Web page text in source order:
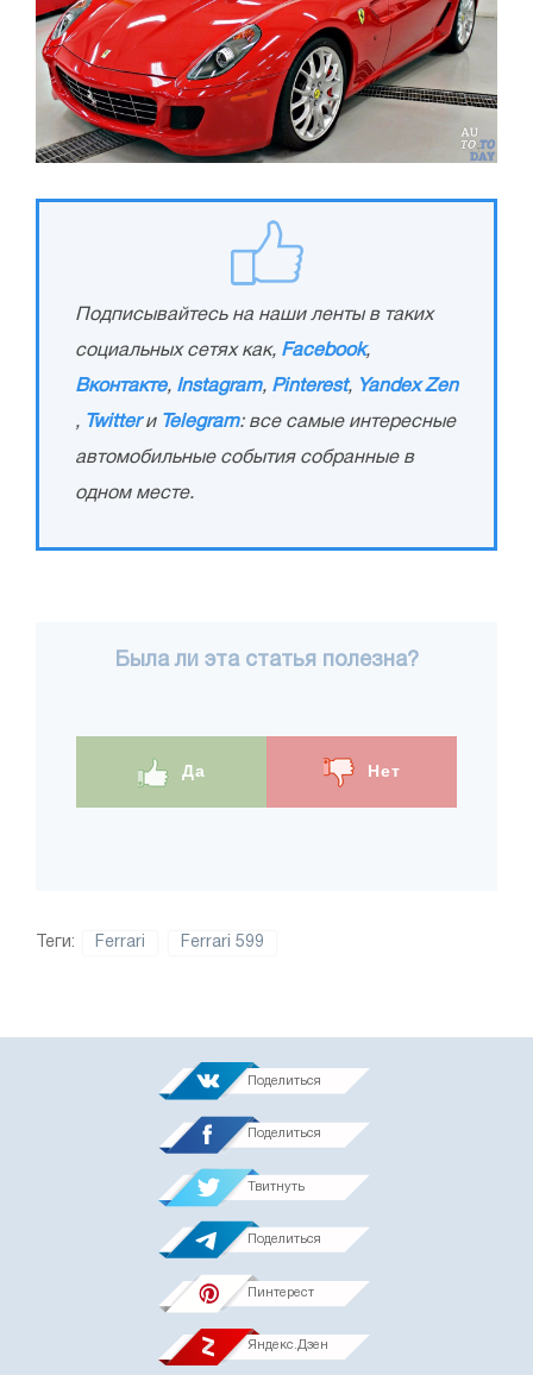
Подписывайтесь на наши ленты в таких
социальных сетях как, Facebook,
Вконтакте, Instagram, Pinterest, Yandex Zen
, Twitterи Telegram: все самые интересные
автомобильные события собранные в
одном месте.
Была ли эта статья полезна?
Да Нет
Теги: Ferrari Ferrari 599
Поделиться
Поделиться
Твитнуть
Поделиться
Пинтерест
Яндекс.Дзен